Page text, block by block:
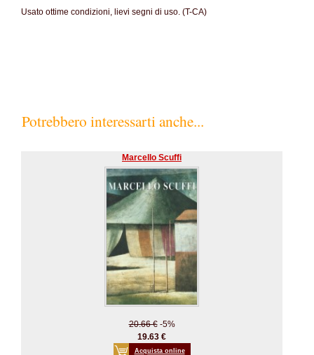
Usato ottime condizioni, lievi segni di uso. (T-CA)
Potrebbero interessarti anche...
Marcello Scuffi
20.66 €-5%
19.63 €
Acquista online